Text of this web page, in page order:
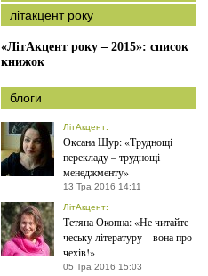
літакцент року
«ЛітАкцент року – 2015»: список
книжок
блоги
ЛітАкцент:
Оксана Щур: «Труднощі
перекладу – труднощі
менеджменту»
13 Тра 2016 14:11
ЛітАкцент:
Тетяна Окопна: «Не читайте
чеську літературу – вона про
чехів!»
05 Тра 2016 15:03